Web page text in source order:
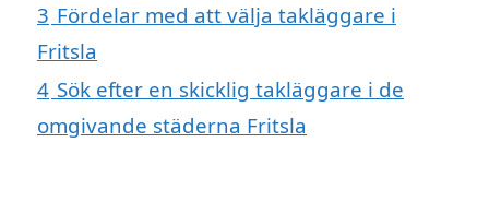
3 Fördelar med att välja takläggare i
Fritsla
4 Sök efter en skicklig takläggare i de
omgivande städerna Fritsla